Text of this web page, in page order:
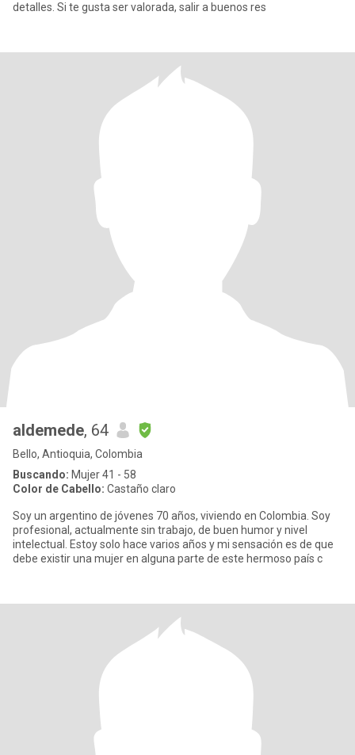
detalles. Si te gusta ser valorada, salir a buenos res
aldemede, 64
Bello, Antioquia, Colombia
Buscando: Mujer 41 - 58
Color de Cabello: Castaño claro
Soy un argentino de jóvenes 70 años, viviendo en Colombia. Soy
profesional, actualmente sin trabajo, de buen humor y nivel
intelectual. Estoy solo hace varios años y mi sensación es de que
debe existir una mujer en alguna parte de este hermoso país c